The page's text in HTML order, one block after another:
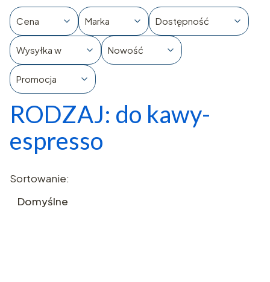
Cena Marka Dostępność
Wysyłka w Nowość
Promocja
Koniec filtrów
RODZAJ: do kawy-
espresso
Lista produktów
Sortowanie:
Domyślne